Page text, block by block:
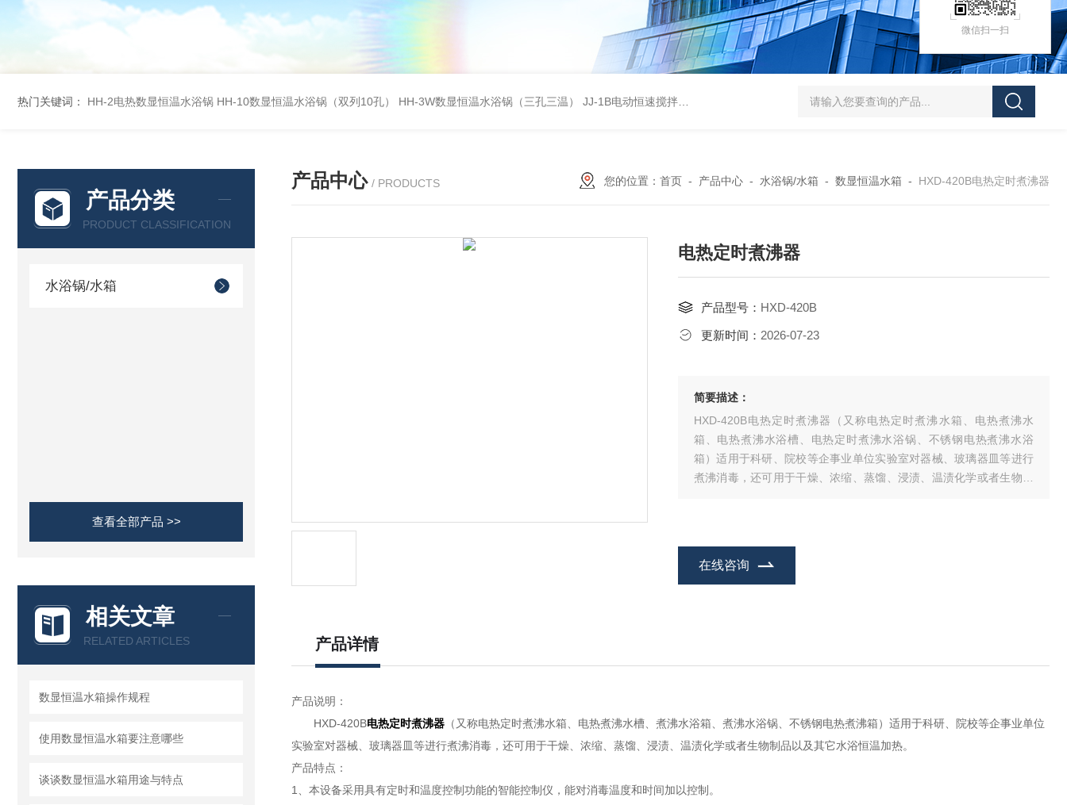
热门关键词： HH-2电热数显恒温水浴锅 HH-10数显恒温水浴锅（双列10孔） HH-3W数显恒温水浴锅（三孔三温） JJ-1B电动恒速搅拌器 SHZ-D（Ⅲ）循环水式多用真空泵厂家价格 XK97-A菌落计数器生产厂家
产品分类
PRODUCT CLASSIFICATION
水浴锅/水箱
查看全部产品 >>
相关文章
RELATED ARTICLES
数显恒温水箱操作规程
使用数显恒温水箱要注意哪些
谈谈数显恒温水箱用途与特点​
产品中心 / PRODUCTS 您的位置： 首页 - 产品中心 - 水浴锅/水箱 - 数显恒温水箱 - HXD-420B电热定时煮沸器
电热定时煮沸器
产品型号： HXD-420B
更新时间： 2026-07-23
简要描述：
HXD-420B电热定时煮沸器（又称电热定时煮沸水箱、电热煮沸水
箱、电热煮沸水浴槽、电热定时煮沸水浴锅、不锈钢电热煮沸水浴
箱）适用于科研、院校等企事业单位实验室对器械、玻璃器皿等进行
煮沸消毒，还可用于干燥、浓缩、蒸馏、浸渍、温渍化学或者生物制
在线咨询
产品详情
产品说明：
HXD-420B电热定时煮沸器（又称电热定时煮沸水箱、电热煮沸水槽、煮沸水浴箱、煮沸水浴锅、不锈钢电热煮沸箱）适用于科研、院校等企事业单位
实验室对器械、玻璃器皿等进行煮沸消毒，还可用于干燥、浓缩、蒸馏、浸渍、温渍化学或者生物制品以及其它水浴恒温加热。
产品特点：
1、本设备采用具有定时和温度控制功能的智能控制仪，能对消毒温度和时间加以控制。
微信扫一扫